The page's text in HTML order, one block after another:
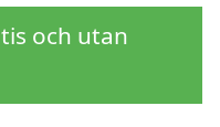
och utan